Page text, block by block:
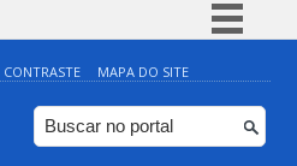
Simplifique!
Comunica BR
Participe
MAPA DO SITE